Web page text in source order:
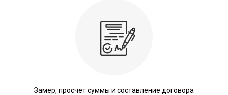
Замер, просчет суммы и составление договора